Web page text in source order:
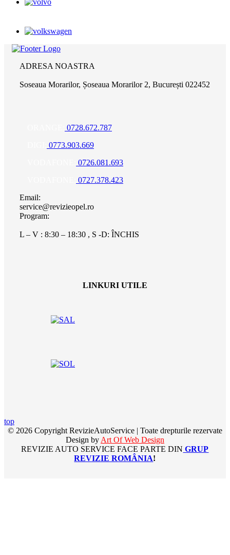
ADRESA NOASTRA
Soseaua Morarilor, Șoseaua Morarilor 2, București 022452
0728.672.787
0773.903.669
0726.081.693
0727.378.423
Email:
service@revizieopel.ro
Program:
L – V : 8:30 – 18:30 , S -D: ÎNCHIS
LINKURI UTILE
top
© 2026 Copyright RevizieAutoService | Toate drepturile rezervate
Design by Art Of Web Design
REVIZIE AUTO SERVICE FACE PARTE DIN GRUP
REVIZIE ROMÂNIA!